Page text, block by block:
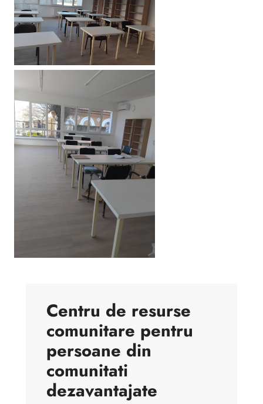
Centru de resurse
comunitare pentru
persoane din
comunitati
dezavantajate